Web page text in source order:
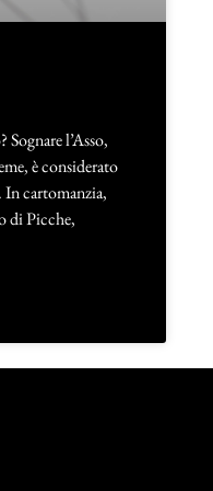
Sognare l’Asso,
è considerato
cartomanzia,
di Picche,